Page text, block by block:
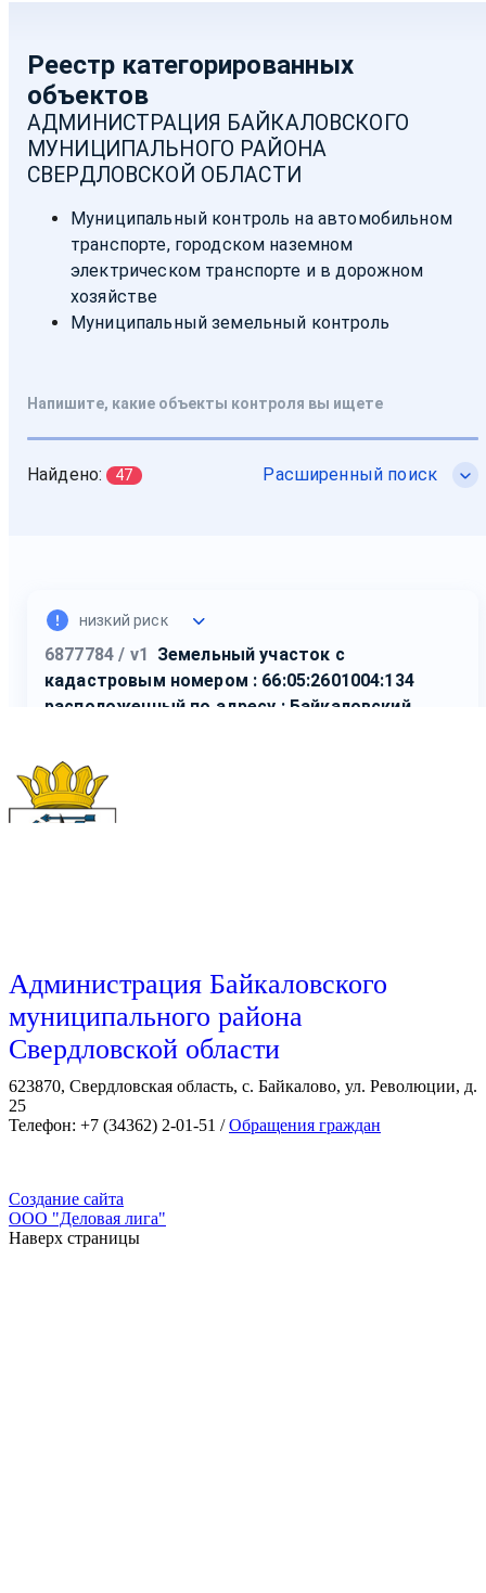
Администрация Байкаловского
муниципального района
Свердловской области
623870, Свердловская область, с. Байкалово, ул. Революции, д.
25
Телефон: +7 (34362) 2-01-51 /Обращения граждан
Создание сайта
ООО "Деловая лига"
Наверх страницы